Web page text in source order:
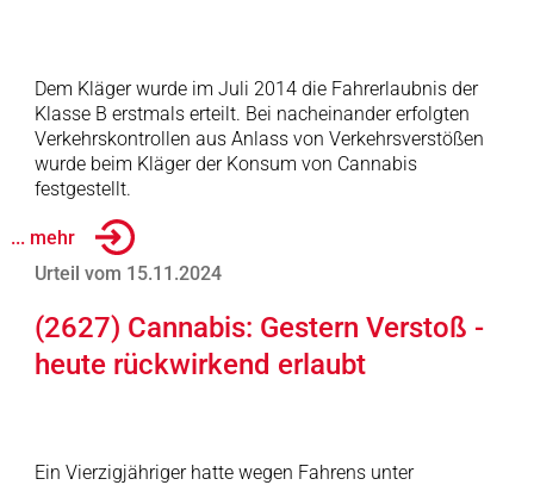
Dem Kläger wurde im Juli 2014 die Fahrerlaubnis der
Klasse B erstmals erteilt. Bei nacheinander erfolgten
Verkehrskontrollen aus Anlass von Verkehrsverstößen
wurde beim Kläger der Konsum von Cannabis
festgestellt.
... mehr
Urteil vom 15.11.2024
(2627) Cannabis: Gestern Verstoß -
heute rückwirkend erlaubt
Ein Vierzigjähriger hatte wegen Fahrens unter